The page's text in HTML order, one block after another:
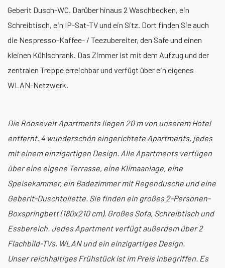
Geberit Dusch-WC. Darüber hinaus 2 Waschbecken, ein
Schreibtisch, ein IP-Sat-TV und ein Sitz. Dort finden Sie auch
die Nespresso-Kaffee- / Teezubereiter, den Safe und einen
kleinen Kühlschrank. Das Zimmer ist mit dem Aufzug und der
zentralen Treppe erreichbar und verfügt über ein eigenes
WLAN-Netzwerk.
Die Roosevelt Apartments liegen 20 m von unserem Hotel
entfernt. 4 wunderschön eingerichtete Apartments, jedes
mit einem einzigartigen Design. Alle Apartments verfügen
über eine eigene Terrasse, eine Klimaanlage, eine
Speisekammer, ein Badezimmer mit Regendusche und eine
Geberit-Duschtoilette. Sie finden ein großes 2-Personen-
Boxspringbett (180x210 cm). Großes Sofa, Schreibtisch und
Essbereich. Jedes Apartment verfügt außerdem über 2
Flachbild-TVs, WLAN und ein einzigartiges Design.
Unser reichhaltiges Frühstück ist im Preis inbegriffen. Es